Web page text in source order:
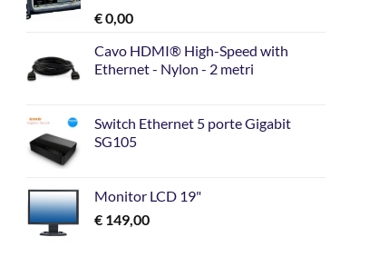
€0,00
Cavo HDMI® High-Speed with
Ethernet - Nylon - 2 metri
Switch Ethernet 5 porte Gigabit
SG105
Monitor LCD 19"
€ 149,00